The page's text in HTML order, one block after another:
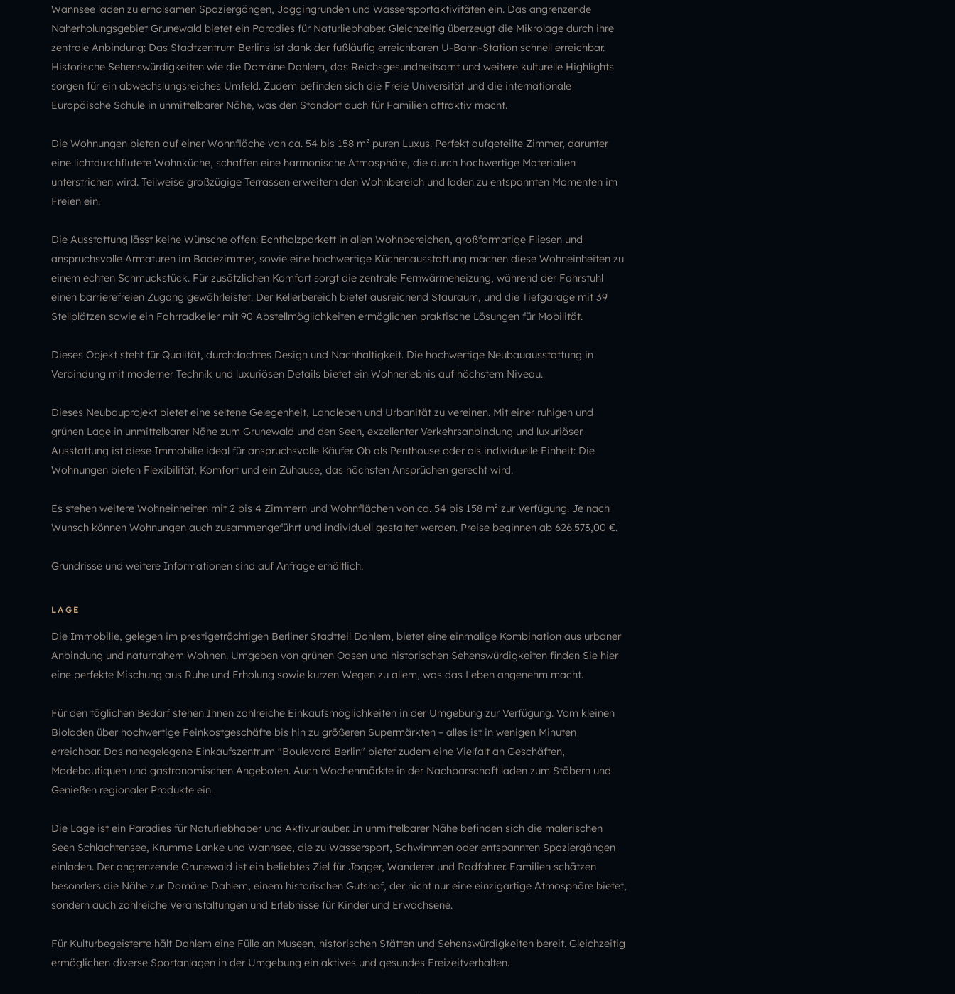
Wannsee laden zu erholsamen Spaziergängen, Joggingrunden und Wassersportaktivitäten ein. Das angrenzende
Naherholungsgebiet Grunewald bietet ein Paradies für Naturliebhaber. Gleichzeitig überzeugt die Mikrolage durch ihre
zentrale Anbindung: Das Stadtzentrum Berlins ist dank der fußläufig erreichbaren U-Bahn-Station schnell erreichbar.
Historische Sehenswürdigkeiten wie die Domäne Dahlem, das Reichsgesundheitsamt und weitere kulturelle Highlights
sorgen für ein abwechslungsreiches Umfeld. Zudem befinden sich die Freie Universität und die internationale
Europäische Schule in unmittelbarer Nähe, was den Standort auch für Familien attraktiv macht.
Die Wohnungen bieten auf einer Wohnfläche von ca. 54 bis 158 m² puren Luxus. Perfekt aufgeteilte Zimmer, darunter
eine lichtdurchflutete Wohnküche, schaffen eine harmonische Atmosphäre, die durch hochwertige Materialien
unterstrichen wird. Teilweise großzügige Terrassen erweitern den Wohnbereich und laden zu entspannten Momenten im
Freien ein.
Die Ausstattung lässt keine Wünsche offen: Echtholzparkett in allen Wohnbereichen, großformatige Fliesen und
anspruchsvolle Armaturen im Badezimmer, sowie eine hochwertige Küchenausstattung machen diese Wohneinheiten zu
einem echten Schmuckstück. Für zusätzlichen Komfort sorgt die zentrale Fernwärmeheizung, während der Fahrstuhl
einen barrierefreien Zugang gewährleistet. Der Kellerbereich bietet ausreichend Stauraum, und die Tiefgarage mit 39
Stellplätzen sowie ein Fahrradkeller mit 90 Abstellmöglichkeiten ermöglichen praktische Lösungen für Mobilität.
Dieses Objekt steht für Qualität, durchdachtes Design und Nachhaltigkeit. Die hochwertige Neubauausstattung in
Verbindung mit moderner Technik und luxuriösen Details bietet ein Wohnerlebnis auf höchstem Niveau.
Dieses Neubauprojekt bietet eine seltene Gelegenheit, Landleben und Urbanität zu vereinen. Mit einer ruhigen und
grünen Lage in unmittelbarer Nähe zum Grunewald und den Seen, exzellenter Verkehrsanbindung und luxuriöser
Ausstattung ist diese Immobilie ideal für anspruchsvolle Käufer. Ob als Penthouse oder als individuelle Einheit: Die
Wohnungen bieten Flexibilität, Komfort und ein Zuhause, das höchsten Ansprüchen gerecht wird.
Es stehen weitere Wohneinheiten mit 2 bis 4 Zimmern und Wohnflächen von ca. 54 bis 158 m² zur Verfügung. Je nach
Wunsch können Wohnungen auch zusammengeführt und individuell gestaltet werden. Preise beginnen ab 626.573,00 €.
Grundrisse und weitere Informationen sind auf Anfrage erhältlich.
LAGE
Die Immobilie, gelegen im prestigeträchtigen Berliner Stadtteil Dahlem, bietet eine einmalige Kombination aus urbaner
Anbindung und naturnahem Wohnen. Umgeben von grünen Oasen und historischen Sehenswürdigkeiten finden Sie hier
eine perfekte Mischung aus Ruhe und Erholung sowie kurzen Wegen zu allem, was das Leben angenehm macht.
Für den täglichen Bedarf stehen Ihnen zahlreiche Einkaufsmöglichkeiten in der Umgebung zur Verfügung. Vom kleinen
Bioladen über hochwertige Feinkostgeschäfte bis hin zu größeren Supermärkten – alles ist in wenigen Minuten
erreichbar. Das nahegelegene Einkaufszentrum "Boulevard Berlin" bietet zudem eine Vielfalt an Geschäften,
Modeboutiquen und gastronomischen Angeboten. Auch Wochenmärkte in der Nachbarschaft laden zum Stöbern und
Genießen regionaler Produkte ein.
Die Lage ist ein Paradies für Naturliebhaber und Aktivurlauber. In unmittelbarer Nähe befinden sich die malerischen
Seen Schlachtensee, Krumme Lanke und Wannsee, die zu Wassersport, Schwimmen oder entspannten Spaziergängen
einladen. Der angrenzende Grunewald ist ein beliebtes Ziel für Jogger, Wanderer und Radfahrer. Familien schätzen
besonders die Nähe zur Domäne Dahlem, einem historischen Gutshof, der nicht nur eine einzigartige Atmosphäre bietet,
sondern auch zahlreiche Veranstaltungen und Erlebnisse für Kinder und Erwachsene.
Für Kulturbegeisterte hält Dahlem eine Fülle an Museen, historischen Stätten und Sehenswürdigkeiten bereit. Gleichzeitig
ermöglichen diverse Sportanlagen in der Umgebung ein aktives und gesundes Freizeitverhalten.